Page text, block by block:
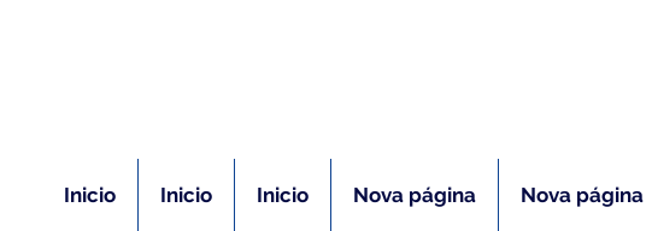
Inicio Inicio Inicio Nova página Nova página